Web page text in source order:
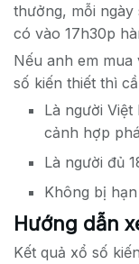
thưởng, mỗi ngày
có vào 17h30p
Nếu anh em
số kiến thiết thì
Là người
cảnh hợp
Là người đủ
Không bị
Hướng dẫn
Kết quả xổ số